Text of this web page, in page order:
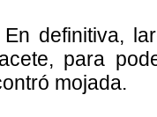
definitiva,
para
mojada.